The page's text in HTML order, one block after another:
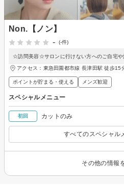
Non.【ノン】
-
(-件)
☆訪問美容☆サロンに行けない方へのご自宅や
アクセス：東急田園都市線 長津田駅 徒歩15
ポイントが貯まる・使える メンズ歓迎
スペシャルメニュー
初回 カットのみ
すべてのスペシャル
その他の情報